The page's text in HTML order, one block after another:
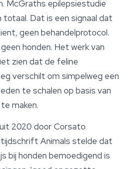
McGraths epilepsiestudie
Dat is een signaal dat
geen behandelprotocol.
honden. Het werk van
zien dat de feline
verschilt om simpelweg een
te schalen op basis van
maken.
2020 door Corsato
tijdschrift Animals stelde dat
bij honden bemoedigend is